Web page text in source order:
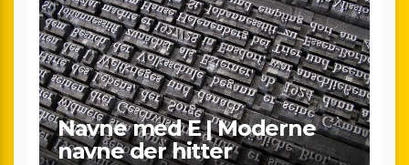
Navne med E | Moderne
navne der hitter